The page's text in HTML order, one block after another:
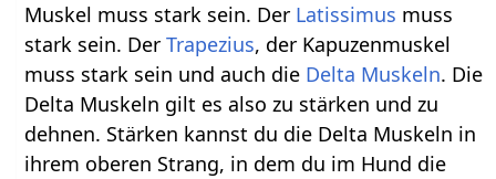
Muskel muss stark sein. Der Latissimus muss
stark sein. DerTrapezius, der Kapuzenmuskel
muss stark sein und auch die Delta Muskeln. Die
Delta Muskeln gilt es also zu stärken und zu
dehnen. Stärken kannst du die Delta Muskeln in
ihrem oberen Strang, in dem du im Hund die